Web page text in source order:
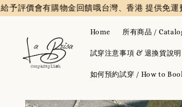
有購物金回饋哦台灣、香港 提供免運費✨️取貨
Home 所有商品 /
試穿注意事項 & 退換貨說
如何預約試穿 / How to